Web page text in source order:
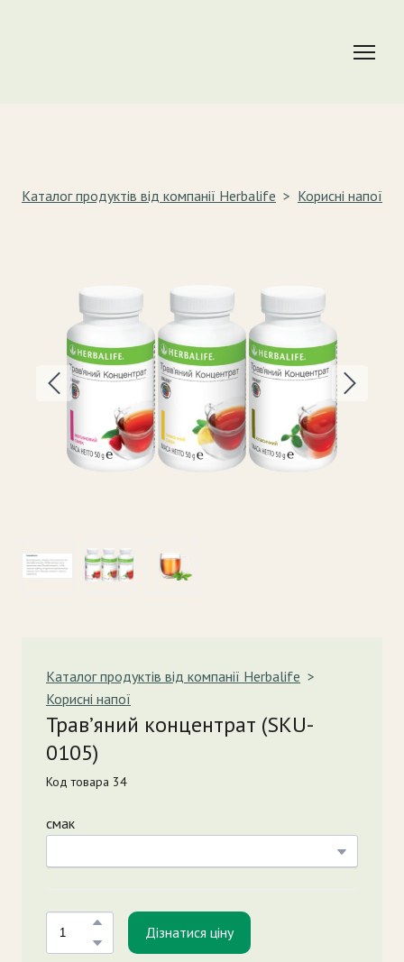
Каталог продуктів від компанії Herbalife Корисні напої
Каталог продуктів від компанії Herbalife
Корисні напої
Трав’яний концентрат (SKU-
0105)
Код товара 34
смак
Дізнатися ціну